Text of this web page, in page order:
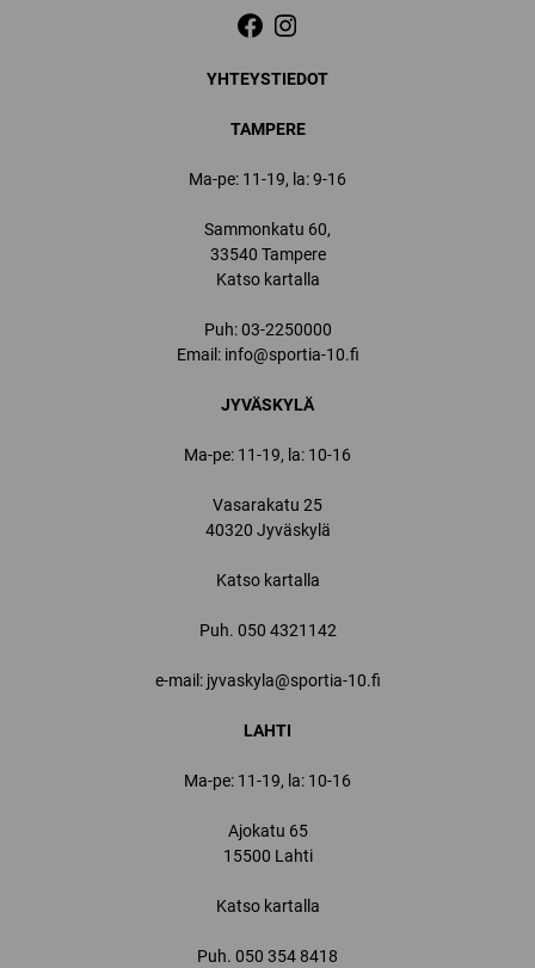
YHTEYSTIEDOT
TAMPERE
Ma-pe: 11-19, la: 9-16
Sammonkatu 60,
33540 Tampere
Katso kartalla
Puh:03-2250000
Email: info@sportia-10.fi
JYVÄSKYLÄ
Ma-pe: 11-19, la: 10-16
Vasarakatu 25
40320 Jyväskylä
Katso kartalla
Puh. 050 4321142
e-mail: jyvaskyla@sportia-10.fi
LAHTI
Ma-pe: 11-19, la: 10-16
Ajokatu 65
15500 Lahti
Katso kartalla
Puh. 050 354 8418